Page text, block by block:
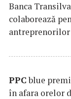
Banca
colaborează
PPCblue
în afara orelor